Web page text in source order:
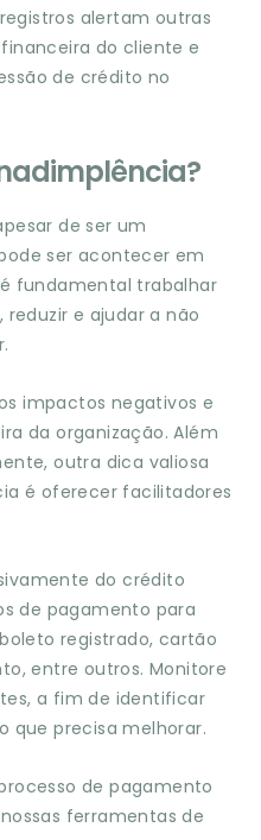
alertam outras
do cliente e
de crédito no
de ser um
ser acontecer em
fundamental trabalhar
e ajudar a não
impactos negativos e
da organização. Além
outra dica valiosa
é oferecer facilitadores
do crédito
de pagamento para
registrado, cartão
entre outros. Monitore
a fim de identificar
que precisa melhorar.
de pagamento
ferramentas de